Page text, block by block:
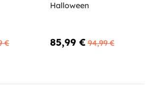
€
Halloween
85,99 € 94,99 €